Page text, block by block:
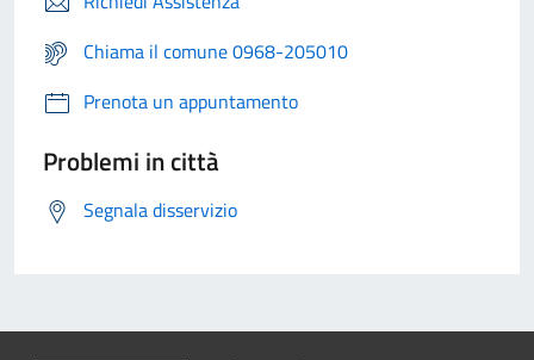
Chiama il comune 0968-205010
Prenota un appuntamento
Problemi in città
Segnala disservizio